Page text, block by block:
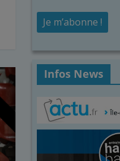
Infos News